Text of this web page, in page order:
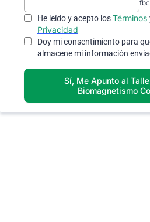
He leído y acepto losTérminos
Privacidad
Doy mi consentimiento para
almacene mi información
Sí, Me Apunto al
Biomagnetismo